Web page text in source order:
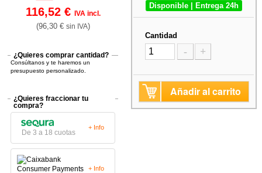
116,52 € IVA incl.
(96,30 € sin IVA)
¿Quieres comprar cantidad?
Consúltanos y te haremos un
presupuesto personalizado.
¿Quieres fraccionar tu
compra?
De 3 a 18 cuotas
+ Info
+ Info
Disponible | Entrega 24h
Cantidad
- +
Añadir al carrito